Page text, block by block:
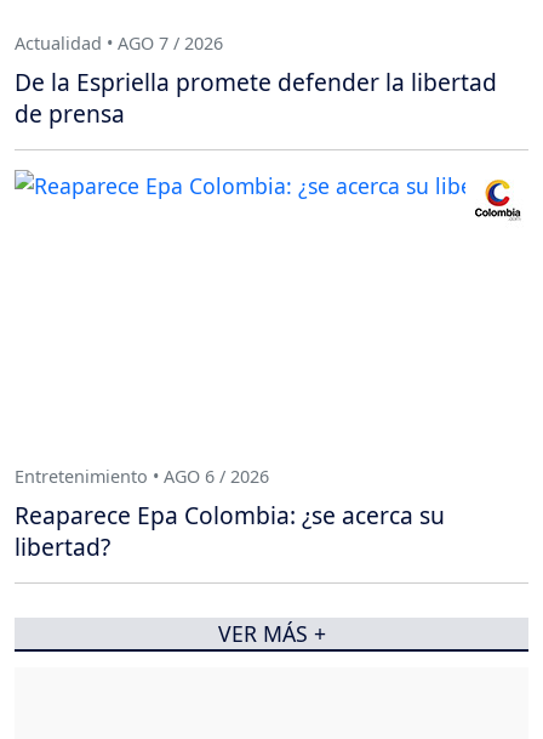
Actualidad • AGO 7 / 2026
De la Espriella promete defender la libertad
de prensa
Entretenimiento • AGO 6 / 2026
Reaparece Epa Colombia: ¿se acerca su
libertad?
VER MÁS +